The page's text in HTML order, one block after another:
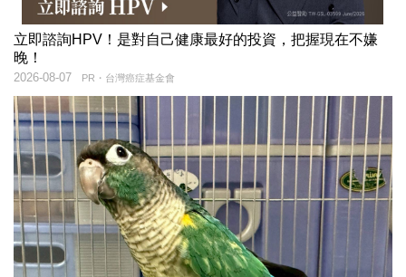
立即諮詢HPV！是對自己健康最好的投資，把握現在不嫌
晚！
PR・台灣癌症基金會
2026-08-07